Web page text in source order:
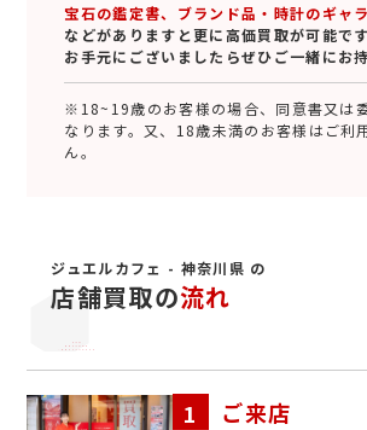
宝石の鑑定書、ブランド品・時計のギャ
などがありますと更に高価買取が可能です
お手元にございましたらぜひご一緒にお
※18~19歳のお客様の場合、同意書又は
なります。又、18歳未満のお客様はご利
ん。
ジュエルカフェ - 神奈川県 の
店舗買取の流れ
ご来店